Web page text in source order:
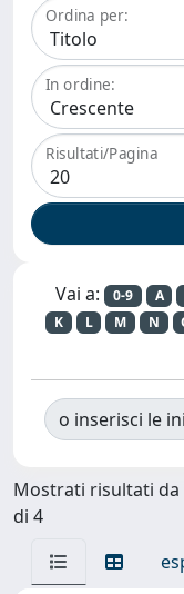
Ordina per:
In ordine:
Risultati/Pagina
Vai a: 0-9 A
K
L M N
o inserisci le
Mostrati risultati da
di 4